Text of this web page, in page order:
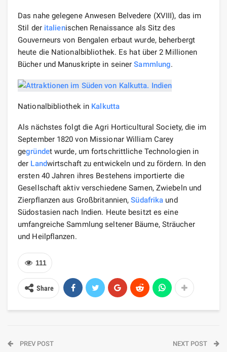
Das nahe gelegene Anwesen Belvedere (XVIII), das im
Stil der italienischen Renaissance als Sitz des
Gouverneurs von Bengalen erbaut wurde, beherbergt
heute die Nationalbibliothek. Es hat über 2 Millionen
Bücher und Manuskripte in seinerSammlung.
Nationalbibliothek in Kalkutta
Als nächstes folgt die Agri Horticultural Society, die im
September 1820 von Missionar William Carey
gegründet wurde, um fortschrittliche Technologien in
der Landwirtschaft zu entwickeln und zu fördern. In den
ersten 40 Jahren ihres Bestehens importierte die
Gesellschaft aktiv verschiedene Samen, Zwiebeln und
Zierpflanzen aus Großbritannien,Südafrika und
Südostasien nach Indien. Heute besitzt es eine
umfangreiche Sammlung seltener Bäume, Sträucher
und Heilpflanzen.
111
Share
PREV POST NEXT POST